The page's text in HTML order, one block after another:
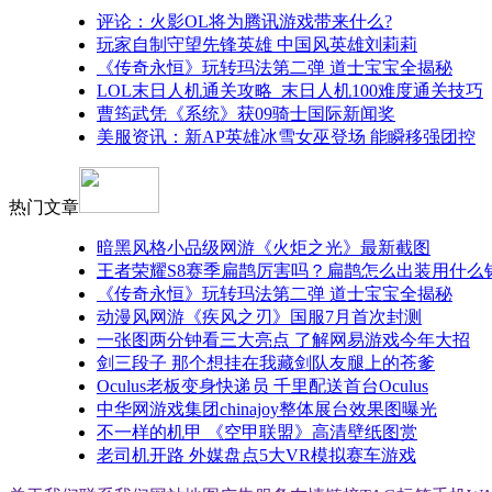
评论：火影OL将为腾讯游戏带来什么?
玩家自制守望先锋英雄 中国风英雄刘莉莉
《传奇永恒》玩转玛法第二弹 道士宝宝全揭秘
LOL末日人机通关攻略_末日人机100难度通关技巧
曹筠武凭《系统》获09骑士国际新闻奖
美服资讯：新AP英雄冰雪女巫登场 能瞬移强团控
热门文章
暗黑风格小品级网游《火炬之光》最新截图
王者荣耀S8赛季扁鹊厉害吗？扁鹊怎么出装用什么
《传奇永恒》玩转玛法第二弹 道士宝宝全揭秘
动漫风网游《疾风之刃》国服7月首次封测
一张图两分钟看三大亮点 了解网易游戏今年大招
剑三段子 那个想挂在我藏剑队友腿上的苍爹
Oculus老板变身快递员 千里配送首台Oculus
中华网游戏集团chinajoy整体展台效果图曝光
不一样的机甲 《空甲联盟》高清壁纸图赏
老司机开路 外媒盘点5大VR模拟赛车游戏